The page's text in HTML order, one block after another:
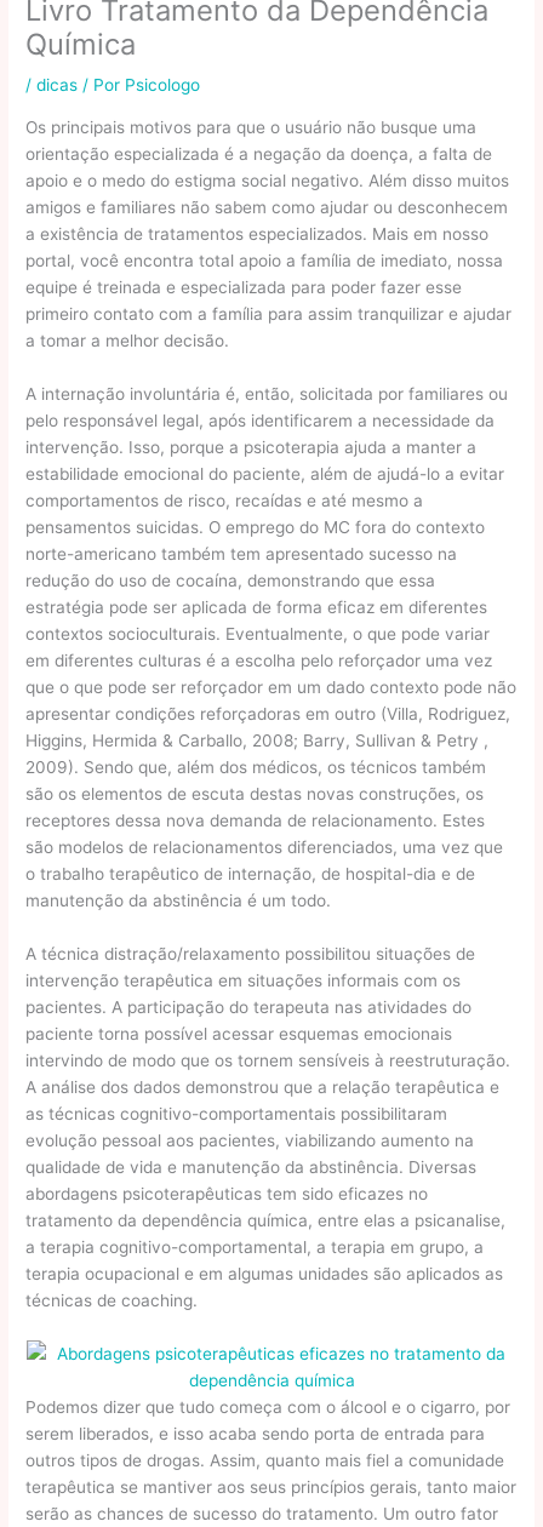
Livro Tratamento da Dependência
Química
/dicas / Por Psicologo
Os principais motivos para que o usuário não busque uma
orientação especializada é a negação da doença, a falta de
apoio e o medo do estigma social negativo. Além disso muitos
amigos e familiares não sabem como ajudar ou desconhecem
a existência de tratamentos especializados. Mais em nosso
portal, você encontra total apoio a família de imediato, nossa
equipe é treinada e especializada para poder fazer esse
primeiro contato com a família para assim tranquilizar e ajudar
a tomar a melhor decisão.
A internação involuntária é, então, solicitada por familiares ou
pelo responsável legal, após identificarem a necessidade da
intervenção. Isso, porque a psicoterapia ajuda a manter a
estabilidade emocional do paciente, além de ajudá-lo a evitar
comportamentos de risco, recaídas e até mesmo a
pensamentos suicidas. O emprego do MC fora do contexto
norte-americano também tem apresentado sucesso na
redução do uso de cocaína, demonstrando que essa
estratégia pode ser aplicada de forma eficaz em diferentes
contextos socioculturais. Eventualmente, o que pode variar
em diferentes culturas é a escolha pelo reforçador uma vez
que o que pode ser reforçador em um dado contexto pode não
apresentar condições reforçadoras em outro (Villa, Rodriguez,
Higgins, Hermida & Carballo, 2008; Barry, Sullivan & Petry ,
2009). Sendo que, além dos médicos, os técnicos também
são os elementos de escuta destas novas construções, os
receptores dessa nova demanda de relacionamento. Estes
são modelos de relacionamentos diferenciados, uma vez que
o trabalho terapêutico de internação, de hospital-dia e de
manutenção da abstinência é um todo.
A técnica distração/relaxamento possibilitou situações de
intervenção terapêutica em situações informais com os
pacientes. A participação do terapeuta nas atividades do
paciente torna possível acessar esquemas emocionais
intervindo de modo que os tornem sensíveis à reestruturação.
A análise dos dados demonstrou que a relação terapêutica e
as técnicas cognitivo-comportamentais possibilitaram
evolução pessoal aos pacientes, viabilizando aumento na
qualidade de vida e manutenção da abstinência. Diversas
abordagens psicoterapêuticas tem sido eficazes no
tratamento da dependência química, entre elas a psicanalise,
a terapia cognitivo-comportamental, a terapia em grupo, a
terapia ocupacional e em algumas unidades são aplicados as
técnicas de coaching.
Podemos dizer que tudo começa com o álcool e o cigarro, por
serem liberados, e isso acaba sendo porta de entrada para
outros tipos de drogas. Assim, quanto mais fiel a comunidade
terapêutica se mantiver aos seus princípios gerais, tanto maior
serão as chances de sucesso do tratamento. Um outro fator